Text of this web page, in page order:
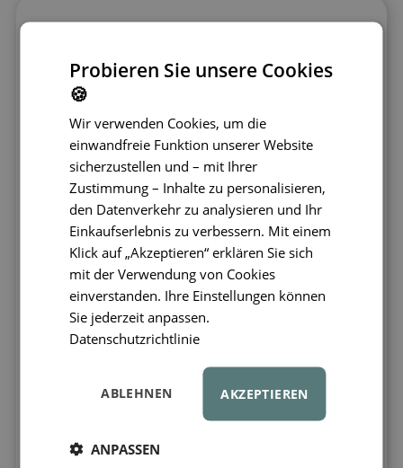
Lernens
unstrukturiertes Spielfördert Kreativität,
Selbstausdruck und
Problemlösungsfähigkeiten. Slow Parenting gibt
Kindern Raum, die Welt in ihrem eigenen Tempo
zu entdecken, ohne ständige Eingriffe von
Erwachsenen. Offene Spielzeuge ohne
festgelegten Zweck – wie etwa
CONNETIX® Magnetbausteine – sind dafür
ideal.
Weniger ist mehr
Minimalismus ist eine der Säulen des Slow
Parenting. Statt Dutzender Plastespielzeuge
die das Kind in mehrfacher Hinsicht fördern –
motorisch, geistig und emotional. Ideal sind
Probieren Sie unsere Cookies
🍪
Wir verwenden Cookies, um die
einwandfreie Funktion unserer Website
sicherzustellen und – mit Ihrer
Zustimmung – Inhalte zu personalisieren,
den Datenverkehr zu analysieren und Ihr
Einkaufserlebnis zu verbessern. Mit einem
Klick auf „Akzeptieren“ erklären Sie sich
mit der Verwendung von Cookies
einverstanden. Ihre Einstellungen können
Sie jederzeit anpassen.
Datenschutzrichtlinie
AKZEPTIEREN
ABLEHNEN
ANPASSEN